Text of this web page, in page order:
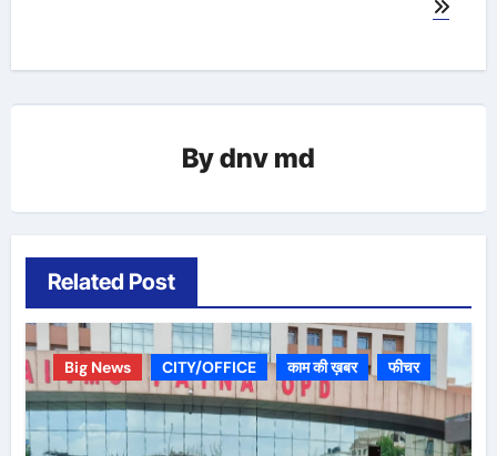
Bydnv md
Related Post
Big News CITY/OFFICE काम की ख़बर फीचर